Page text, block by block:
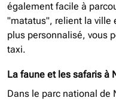
également facile à
"matatus", relient la ville
plus personnalisé, vous
taxi.
La faune et les safaris à
Dans le parc national de